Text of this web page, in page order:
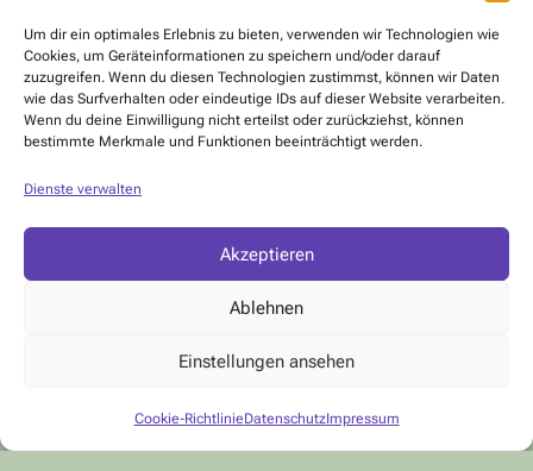
Um dir ein optimales Erlebnis zu bieten, verwenden wir Technologien wie
Cookies, um Geräteinformationen zu speichern und/oder darauf
zuzugreifen. Wenn du diesen Technologien zustimmst, können wir Daten
wie das Surfverhalten oder eindeutige IDs auf dieser Website verarbeiten.
Wenn du deine Einwilligung nicht erteilst oder zurückziehst, können
bestimmte Merkmale und Funktionen beeinträchtigt werden.
Dienste verwalten
Akzeptieren
Ablehnen
Einstellungen ansehen
Cookie-RichtlinieDatenschutzImpressum